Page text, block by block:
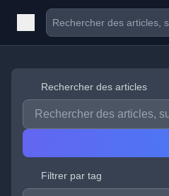
Rechercher des articles
Filtrer par tag